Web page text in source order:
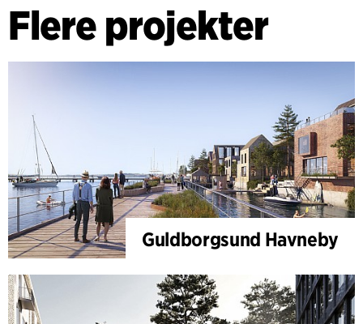
Flere projekter
Guldborgsund Havneby